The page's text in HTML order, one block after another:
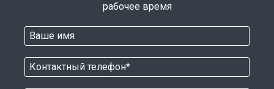
рабочее время